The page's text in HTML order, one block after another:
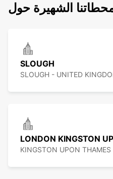
الشهيرة حول
SLOUGH
SLOUGH - UNITED
LONDON KINGSTON
KINGSTON UPON